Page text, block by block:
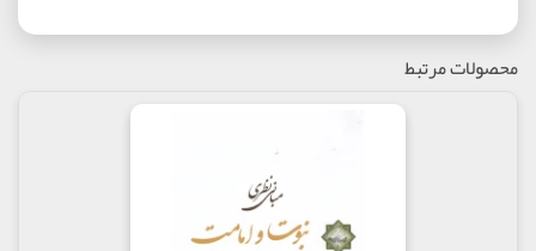
همة قضایای فلسفی به هم می رسند و در اسفار اربعه
مصدر معارف یقینیِ ضروری نباشد» و یا در رساله سه
اصل می گوید: «وای به حال فلسفه ای که قوانین آن
می توان گفت ملاصدرا «رحمة الله علیه» با طرح برهان
صدیقین و برهان حرکت جوهری، توانسته است اوج
شخصیت عقلی و معنوی خود را برای همیشة تاریخ به
اثبات برساند و اندیشمندان جهان را وامدار خود نماید.
محصولات مرتبط